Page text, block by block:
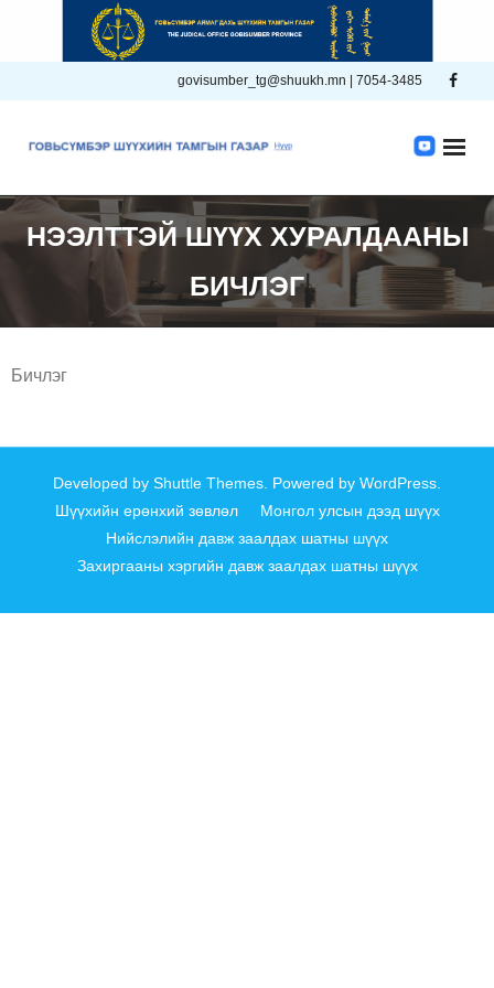
govisumber_tg@shuukh.mn | 7054-3485
НЭЭЛТТЭЙ ШҮҮХ ХУРАЛДААНЫ
БИЧЛЭГ
Бичлэг
Developed by Shuttle Themes . Powered by WordPress
Шүүхийн ерөнхий зөвлөл
Монгол улсын дээд шүүх
Нийслэлийн давж заалдах шатны шүүх
Захиргааны хэргийн давж заалдах шатны шүүх